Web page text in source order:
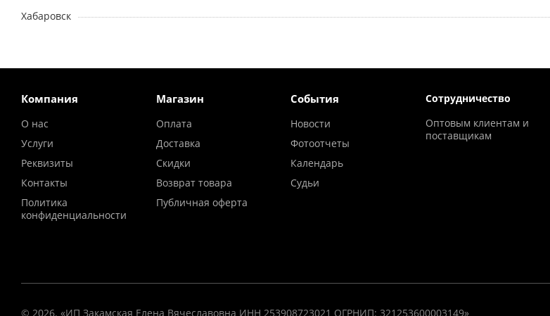
Хабаровск
Компания
О нас
Услуги
Реквизиты
Контакты
Политика
конфиденциальности
Магазин
Оплата
Доставка
Скидки
Возврат товара
Публичная оферта
События
Новости
Фотоотчеты
Календарь
Судьи
Сотрудничество
Оптовым клиентам и
поставщикам
© 2026. «ИП Закамская Елена Вячеславовна ИНН 253908723021 ОГРНИП: 321253600003149»